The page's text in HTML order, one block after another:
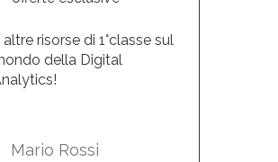
altre risorse di 1°classe sul
della Digital